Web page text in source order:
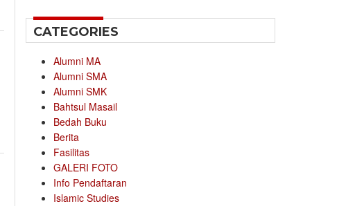
CATEGORIES
Alumni MA
Alumni SMA
Alumni SMK
Bahtsul Masail
Bedah Buku
Berita
Fasilitas
GALERI FOTO
Info Pendaftaran
Islamic Studies